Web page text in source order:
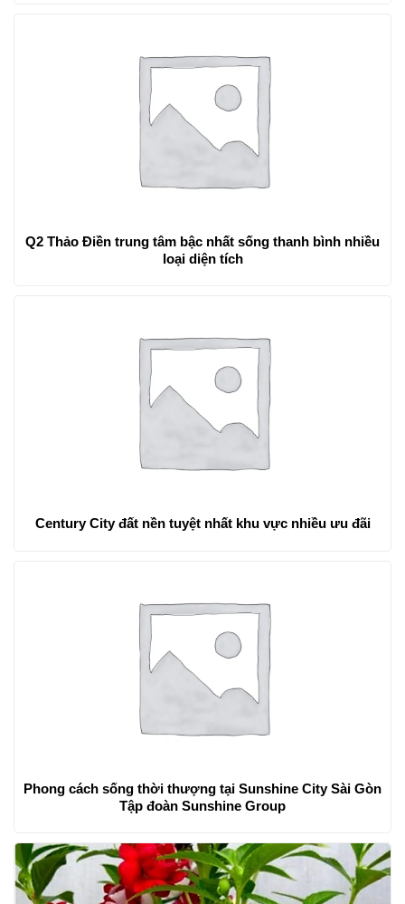
Q2 Thảo Điền trung tâm bậc nhất sống thanh bình nhiều
loại diện tích
Century City đất nền tuyệt nhất khu vực nhiều ưu đãi
Phong cách sống thời thượng tại Sunshine City Sài Gòn
Tập đoàn Sunshine Group